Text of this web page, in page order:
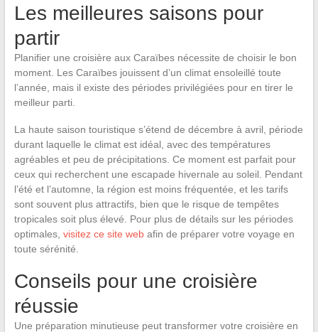
Les meilleures saisons pour
partir
Planifier une croisière aux Caraïbes nécessite de choisir le bon
moment. Les Caraïbes jouissent d’un climat ensoleillé toute
l’année, mais il existe des périodes privilégiées pour en tirer le
meilleur parti.
La haute saison touristique s’étend de décembre à avril, période
durant laquelle le climat est idéal, avec des températures
agréables et peu de précipitations. Ce moment est parfait pour
ceux qui recherchent une escapade hivernale au soleil. Pendant
l’été et l’automne, la région est moins fréquentée, et les tarifs
sont souvent plus attractifs, bien que le risque de tempêtes
tropicales soit plus élevé. Pour plus de détails sur les périodes
optimales, visitez ce site webafin de préparer votre voyage en
toute sérénité.
Conseils pour une croisière
réussie
Une préparation minutieuse peut transformer votre croisière en